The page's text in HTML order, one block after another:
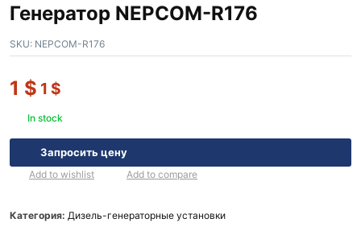
Генератор NEPCOM-R176
SKU: NEPCOM-R176
1 $ 1 $
In stock
Запросить цену
Add to wishlist Add to compare
Категория: Дизель-генераторные установки